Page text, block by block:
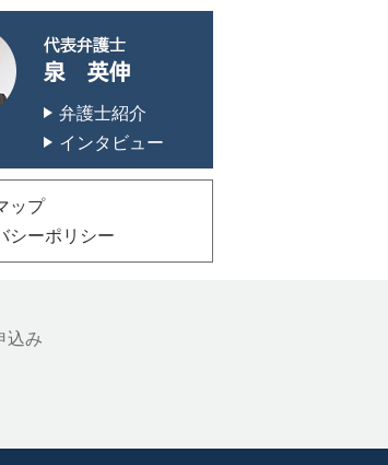
弁護士紹介
インタビュー
ップ
シーポリシー
込み